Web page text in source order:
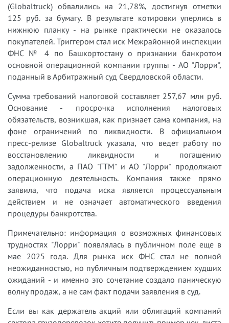
(Globaltruck) обвалились на 21,78%, достигнув отметки
125 руб. за бумагу. В результате котировки уперлись в
нижнюю планку - на рынке практически не оказалось
покупателей. Триггером стал иск Межрайонной инспекции
ФНС № 4 по Башкортостану о признании банкротом
основной операционной компании группы - АО "Лорри",
поданный в Арбитражный суд Свердловской области.
Сумма требований налоговой составляет 257,67 млн руб.
Основание - просрочка исполнения налоговых
обязательств, возникшая, как признает сама компания, на
фоне ограничений по ликвидности. В официальном
пресс-релизе Globaltruck указала, что ведет работу по
восстановлению ликвидности и погашению
задолженности, а ПАО "ГТМ" и АО "Лорри" продолжают
операционную деятельность. Компания также прямо
заявила, что подача иска является процессуальным
действием и не означает автоматического введения
процедуры банкротства.
Примечательно: информация о возможных финансовых
трудностях "Лорри" появлялась в публичном поле еще в
мае 2025 года. Для рынка иск ФНС стал не полной
неожиданностью, но публичным подтверждением худших
ожиданий - и именно это сочетание создало паническую
волну продаж, а не сам факт подачи заявления в суд.
Если вы как держатель акций или облигаций компаний